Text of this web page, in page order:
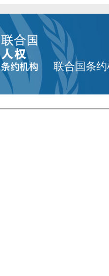
联合国条